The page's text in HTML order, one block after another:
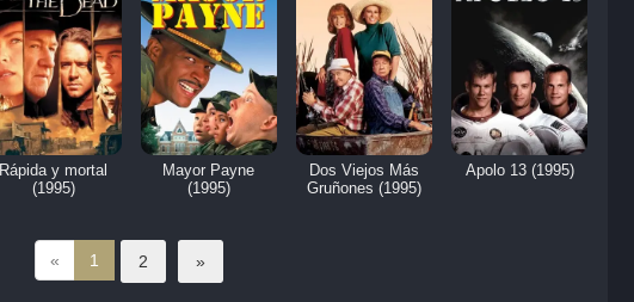
Rápida y mortal
(1995)
Mayor Payne
(1995)
Dos Viejos Más
Gruñones (1995)
Apolo 13 (1995)
« 1 2 »